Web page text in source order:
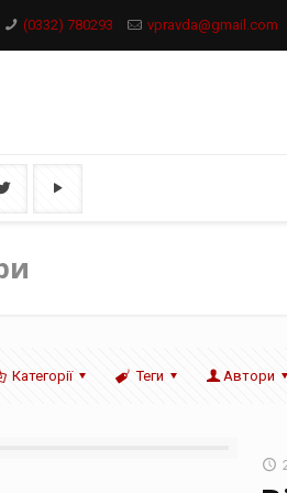
(0332) 780293 vpravda@gmail.com
Категорії Теги Автори